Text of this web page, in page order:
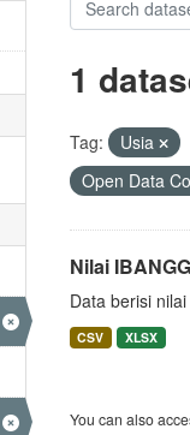
1
Tag: Usia
Open Data
Nilai
Data berisi
CSV XLSX
You can also